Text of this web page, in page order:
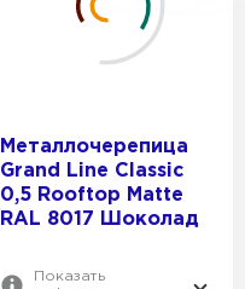
Металлочерепица
Grand Line Classic
0,5 Rooftop Matte
RAL 8017 Шоколад
Показать